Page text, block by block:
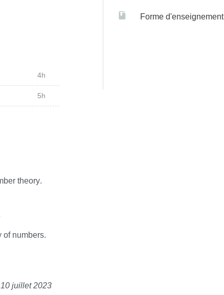
fini (Cantor-
4h
5h
theory.
of numbers.
juillet 2023
Forme d'enseignement